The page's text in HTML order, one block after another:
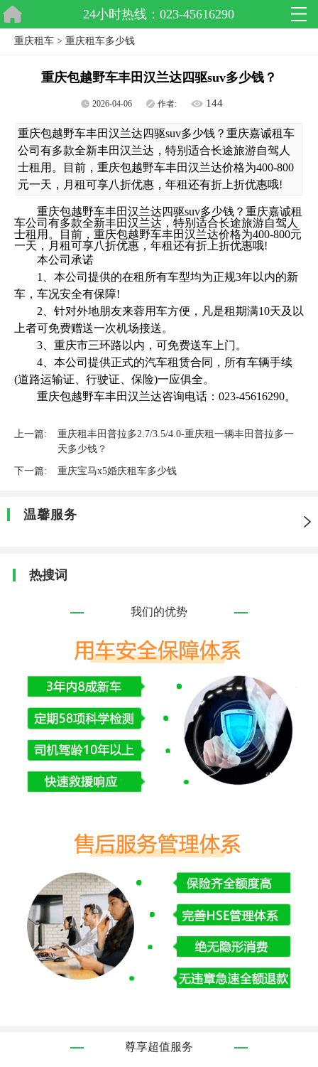
24小时热线：023-45616290
重庆租车 > 重庆租车多少钱
重庆包越野车丰田汉兰达四驱suv多少钱？
2026-04-06 作者: 144
重庆包越野车丰田汉兰达四驱suv多少钱？重庆嘉诚租车
公司有多款全新丰田汉兰达，特别适合长途旅游自驾人
士租用。目前，重庆包越野车丰田汉兰达价格为400-800
元一天，月租可享八折优惠，年租还有折上折优惠哦!
重庆包越野车丰田汉兰达四驱suv多少钱？重庆嘉诚租
车公司有多款全新丰田汉兰达，特别适合长途旅游自驾人
士租用。目前，重庆包越野车丰田汉兰达价格为400-800元
一天，月租可享八折优惠，年租还有折上折优惠哦!
本公司承诺
1、本公司提供的在租所有车型均为正规3年以内的新
车，车况安全有保障!
2、针对外地朋友来蓉用车方便，凡是租期满10天及以
上者可免费赠送一次机场接送。
3、重庆市三环路以内，可免费送车上门。
4、本公司提供正式的汽车租赁合同，所有车辆手续
(道路运输证、行驶证、保险)一应俱全。
重庆包越野车丰田汉兰达咨询电话：023-45616290。
上一篇:
重庆租丰田普拉多2.7/3.5/4.0-重庆租一辆丰田普拉多一
天多少钱？
下一篇: 重庆宝马x5婚庆租车多少钱
温馨服务
热搜词
我们的优势
尊享超值服务